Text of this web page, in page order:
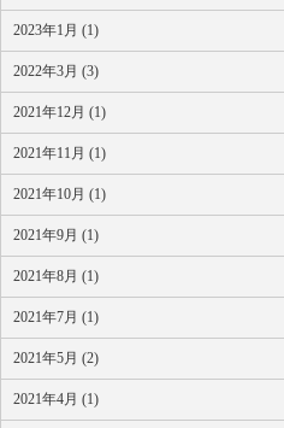
2023年1月 (1)
2022年3月 (3)
2021年12月 (1)
2021年11月 (1)
2021年10月 (1)
2021年9月 (1)
2021年8月 (1)
2021年7月 (1)
2021年5月 (2)
2021年4月 (1)